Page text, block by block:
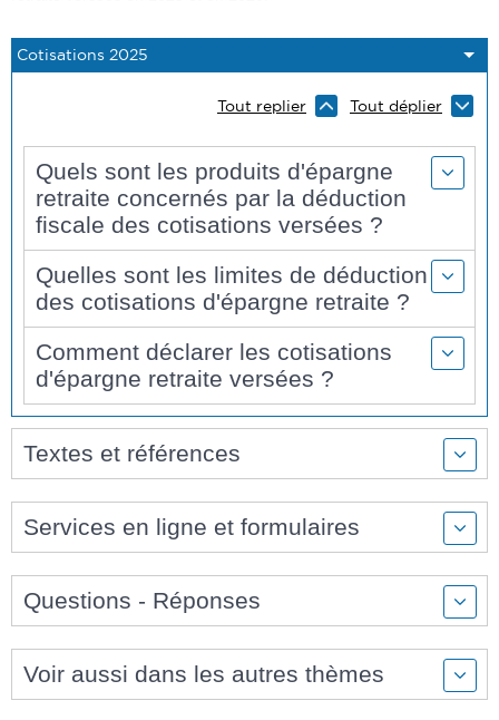
Tout replier Tout déplier
Quels sont les produits d'épargne
retraite concernés par la déduction
fiscale des cotisations versées ?
Quelles sont les limites de déduction
des cotisations d'épargne retraite ?
Comment déclarer les cotisations
d'épargne retraite versées ?
Textes et références
Services en ligne et formulaires
Questions - Réponses
Voir aussi dans les autres thèmes